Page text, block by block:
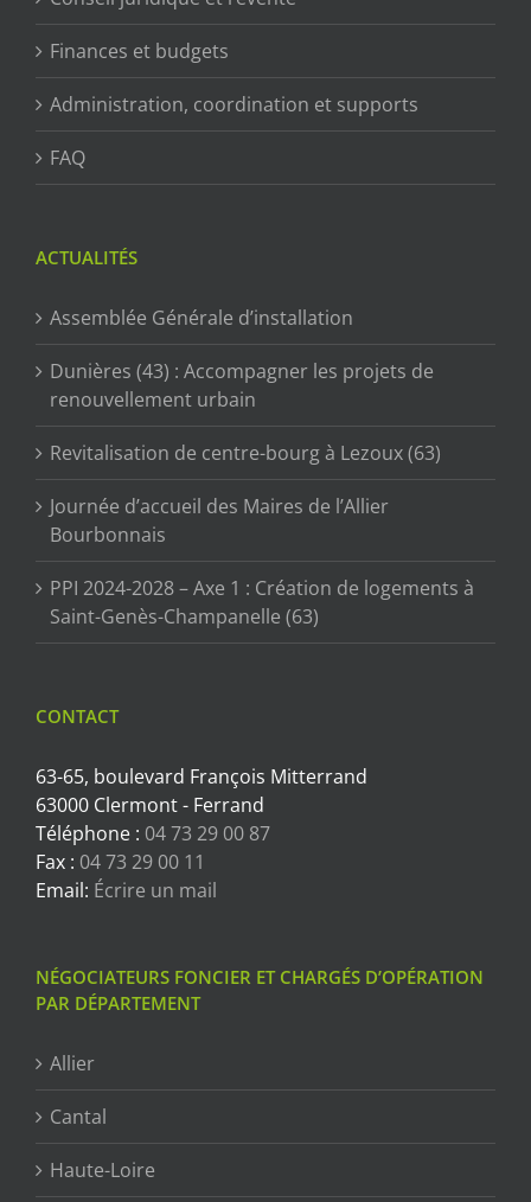
Finances et budgets
Administration, coordination et supports
FAQ
ACTUALITÉS
Assemblée Générale d’installation
Dunières (43) : Accompagner les projets de
renouvellement urbain
Revitalisation de centre-bourg à Lezoux (63)
Journée d’accueil des Maires de l’Allier
Bourbonnais
PPI 2024-2028 – Axe 1 : Création de logements à
Saint-Genès-Champanelle (63)
CONTACT
63-65, boulevard François Mitterrand
63000 Clermont - Ferrand
Téléphone : 04 73 29 00 87
Fax : 04 73 29 00 11
Email: Écrire un mail
NÉGOCIATEURS FONCIER ET CHARGÉS D’OPÉRATION
PAR DÉPARTEMENT
Allier
Cantal
Haute-Loire